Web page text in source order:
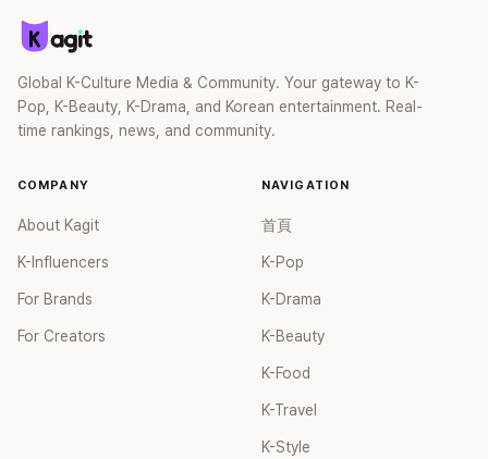
Global K-Culture Media & Community. Your gateway to K-
Pop, K-Beauty, K-Drama, and Korean entertainment. Real-
time rankings, news, and community.
COMPANY
About Kagit
K-Influencers
For Brands
For Creators
NAVIGATION
首頁
K-Pop
K-Drama
K-Beauty
K-Food
K-Travel
K-Style